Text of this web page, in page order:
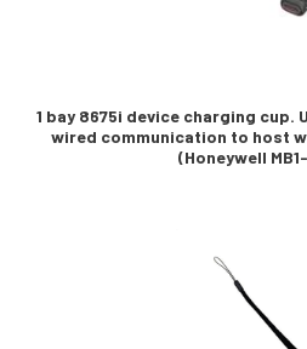
1 bay 8675i device charging cup.
wired communication to host
(Honeywell